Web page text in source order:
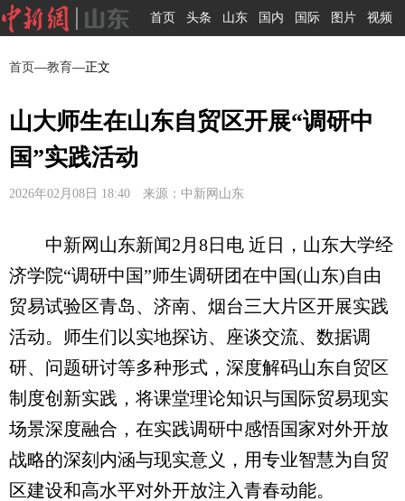
首页 头条 山东 国内 国际 图片 视频
首页—教育—正文
山大师生在山东自贸区开展“调研中
国”实践活动
2026年02月08日 18:40 来源：中新网山东
中新网山东新闻2月8日电 近日，山东大学经
济学院“调研中国”师生调研团在中国(山东)自由
贸易试验区青岛、济南、烟台三大片区开展实践
活动。师生们以实地探访、座谈交流、数据调
研、问题研讨等多种形式，深度解码山东自贸区
制度创新实践，将课堂理论知识与国际贸易现实
场景深度融合，在实践调研中感悟国家对外开放
战略的深刻内涵与现实意义，用专业智慧为自贸
区建设和高水平对外开放注入青春动能。